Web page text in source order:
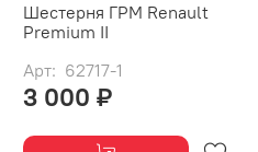
Шестерня ГРМ Renault
Premium II
Арт: 62717-1
3 000 ₽